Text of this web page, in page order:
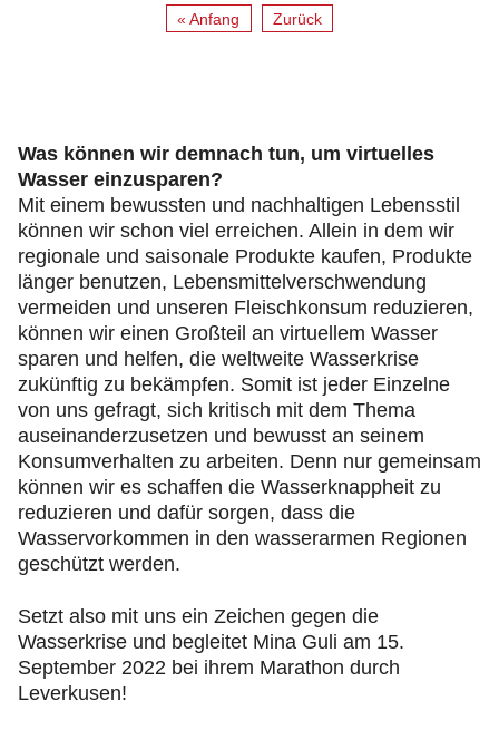
« Anfang Zurück
Was können wir demnach tun, um virtuelles
Wasser einzusparen?
Mit einem bewussten und nachhaltigen Lebensstil
können wir schon viel erreichen. Allein in dem wir
regionale und saisonale Produkte kaufen, Produkte
länger benutzen, Lebensmittelverschwendung
vermeiden und unseren Fleischkonsum reduzieren,
können wir einen Großteil an virtuellem Wasser
sparen und helfen, die weltweite Wasserkrise
zukünftig zu bekämpfen. Somit ist jeder Einzelne
von uns gefragt, sich kritisch mit dem Thema
auseinanderzusetzen und bewusst an seinem
Konsumverhalten zu arbeiten. Denn nur gemeinsam
können wir es schaffen die Wasserknappheit zu
reduzieren und dafür sorgen, dass die
Wasservorkommen in den wasserarmen Regionen
geschützt werden.
Setzt also mit uns ein Zeichen gegen die
Wasserkrise und begleitet Mina Guli am 15.
September 2022 bei ihrem Marathon durch
Leverkusen!